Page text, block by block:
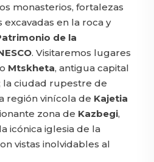
monasterios, fortalezas
en la roca y
de la
. Visitaremos lugares
Mtskheta, antigua capital
la ciudad rupestre de
región vinícola de Kajetia
zona de Kazbegi,
icónica iglesia de la
vistas inolvidables al